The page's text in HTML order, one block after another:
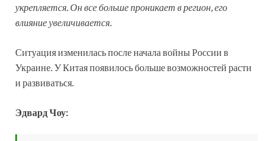
укрепляется. Он все больше проникает в регион, его
влияние увеличивается.
Ситуация изменилась после начала войны России в
Украине. У Китая появилось больше возможностей расти
и развиваться.
Эдвард Чоу: